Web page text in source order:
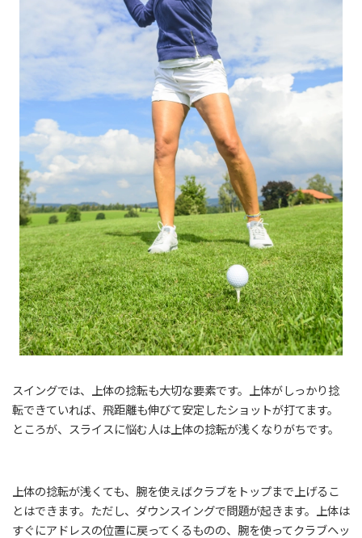
スイングでは、上体の捻転も大切な要素です。上体がしっかり捻
転できていれば、飛距離も伸びて安定したショットが打てます。
ところが、スライスに悩む人は上体の捻転が浅くなりがちです。
上体の捻転が浅くても、腕を使えばクラブをトップまで上げるこ
とはできます。ただし、ダウンスイングで問題が起きます。上体は
すぐにアドレスの位置に戻ってくるものの、腕を使ってクラブヘッ